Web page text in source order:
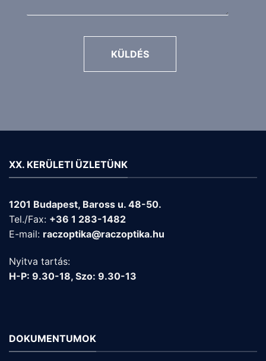
KÜLDÉS
XX. KERÜLETI ÜZLETÜNK
1201 Budapest, Baross u. 48-50.
Tel./Fax: +36 1 283-1482
E-mail: raczoptika@raczoptika.hu
Nyitva tartás:
H-P: 9.30-18, Szo: 9.30-13
DOKUMENTUMOK